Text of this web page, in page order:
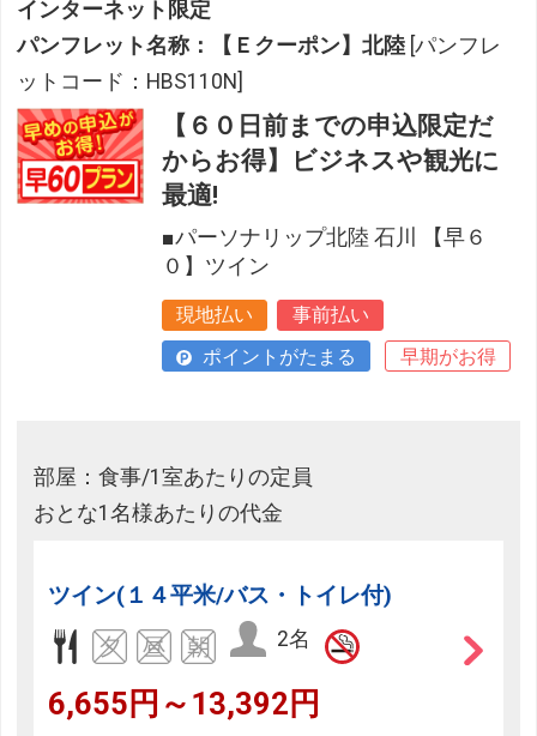
インターネット限定
パンフレット名称：【Ｅクーポン】北陸 [パンフレ
ットコード：HBS110N]
【６０日前までの申込限定だ
からお得】ビジネスや観光に
最適!
■パーソナリップ北陸 石川 【早６
０】ツイン
現地払い
事前払い
ポイントがたまる
早期がお得
部屋：食事/1室あたりの定員
おとな1名様あたりの代金
ツイン(１４平米/バス・トイレ付)
2名
6,655円～13,392円